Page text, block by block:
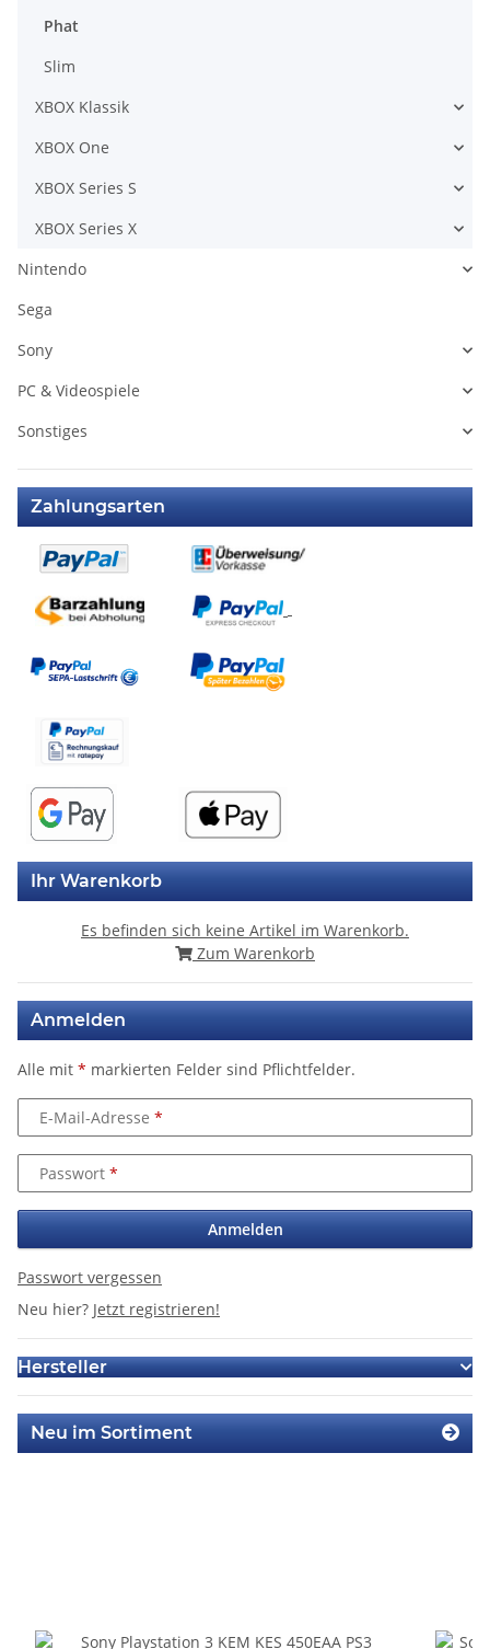
Phat
Slim
XBOX Klassik
XBOX One
XBOX Series S
XBOX Series X
Nintendo
Sega
Sony
PC & Videospiele
Sonstiges
Zahlungsarten
Ihr Warenkorb
Es befinden sich keine Artikel im Warenkorb.
Zum Warenkorb
Anmelden
Alle mit * markierten Felder sind Pflichtfelder.
E-Mail-Adresse
Passwort
Anmelden
Passwort vergessen
Neu hier? Jetzt registrieren!
Hersteller
Neu im Sortiment